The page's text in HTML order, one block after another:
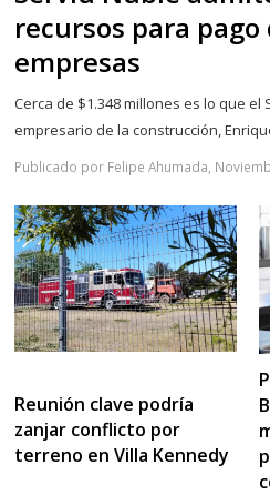
recursos para pago
empresas
Cerca de $1.348 millones es lo que
empresario de la construcción,
Publicado por Felipe Ahumada,
Reunión clave podría
zanjar conflicto por
terreno en Villa Kennedy